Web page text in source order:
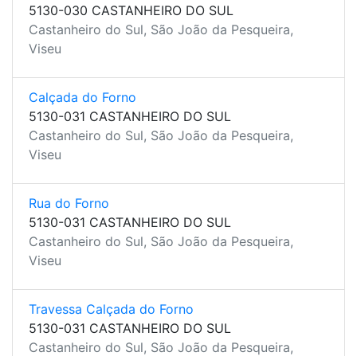
5130-030 CASTANHEIRO DO SUL
Castanheiro do Sul, São João da Pesqueira,
Viseu
Calçada do Forno
5130-031 CASTANHEIRO DO SUL
Castanheiro do Sul, São João da Pesqueira,
Viseu
Rua do Forno
5130-031 CASTANHEIRO DO SUL
Castanheiro do Sul, São João da Pesqueira,
Viseu
Travessa Calçada do Forno
5130-031 CASTANHEIRO DO SUL
Castanheiro do Sul, São João da Pesqueira,